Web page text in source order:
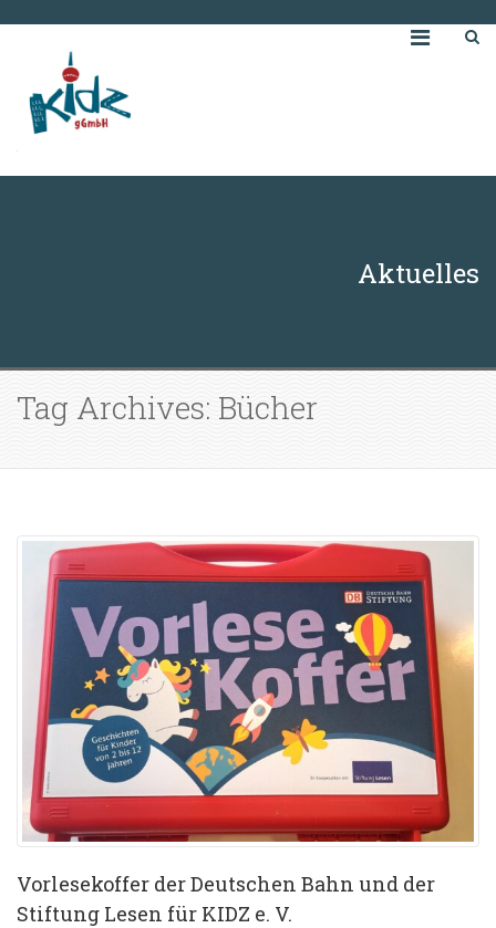
Aktuelles
Tag Archives: Bücher
Vorlesekoffer der Deutschen Bahn und der
Stiftung Lesen für KIDZ e. V.